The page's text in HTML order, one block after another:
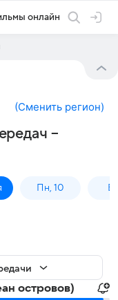
онлайн
(Сменить регион)
–
Пн, 10
островов)